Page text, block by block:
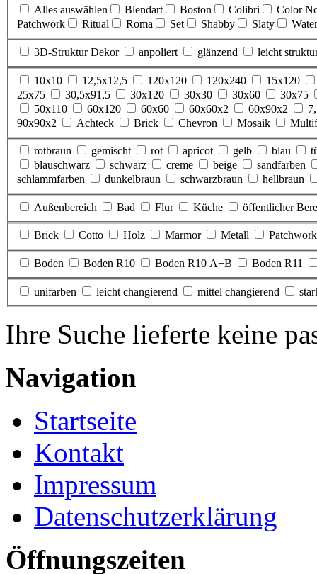
Alles auswählen Blendart Boston Colibri
Color
Patchwork
Ritual Roma Set Shabby Slaty
3D-Struktur Dekor anpoliert glänzend leicht
10x10 12,5x12,5 120x120 120x240
15x120
25x75
30,5x91,5 30x120 30x30 30x60
30x75
50x110
60x120 60x60 60x60x2 60x90x2
90x90x2
Achteck Brick Chevron Mosaik
rotbraun gemischt rot apricot gelb blau
blauschwarz
schwarz creme beige
sandfarben
schlammfarben
dunkelbraun schwarzbraun hellbraun
Außenbereich Bad Flur Küche öffentlicher
Brick Cotto Holz Marmor Metall Patchwork
Boden Boden R10 Boden R10 A+B Boden R11
unifarben leicht changierend mittel changierend
Ihre Suche lieferte keine
Navigation
Startseite
Kontakt
Impressum
Datenschutzerklärung
Öffnungszeiten